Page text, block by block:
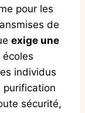
pour les
de
exige une
écoles
individus
purification
sécurité,